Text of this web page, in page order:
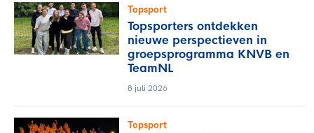
Topsport
Topsporters ontdekken
nieuwe perspectieven in
groepsprogramma KNVB en
TeamNL
8 juli 2026
Topsport